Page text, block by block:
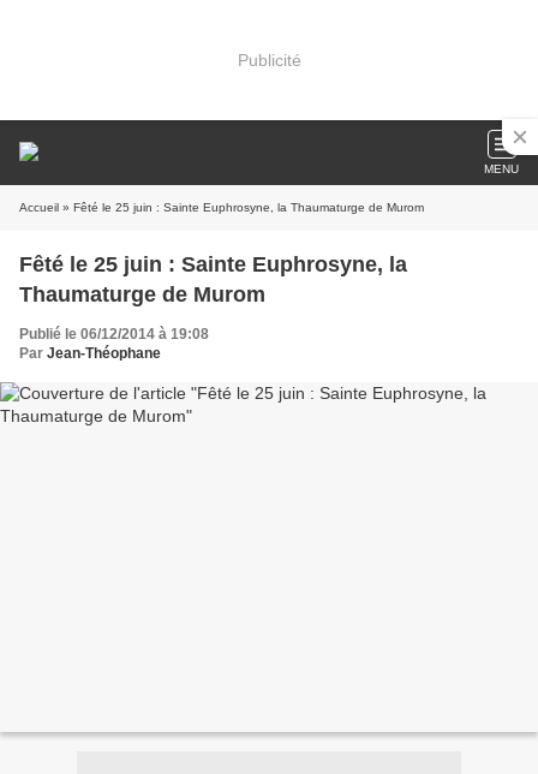
Publicité
MENU
Accueil » Fêté le 25 juin : Sainte Euphrosyne, la Thaumaturge de Murom
Fêté le 25 juin : Sainte Euphrosyne, la
Thaumaturge de Murom
Publié le 06/12/2014 à 19:08
Par Jean-Théophane